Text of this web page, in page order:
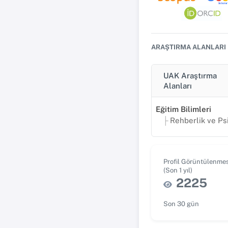
ARAŞTIRMA ALANLARI
UAK Araştırma
Alanları
Eğitim Bilimleri
Rehberlik ve Psikolojik
Profil
(Son 1 yıl)
2225
Son 30 gün